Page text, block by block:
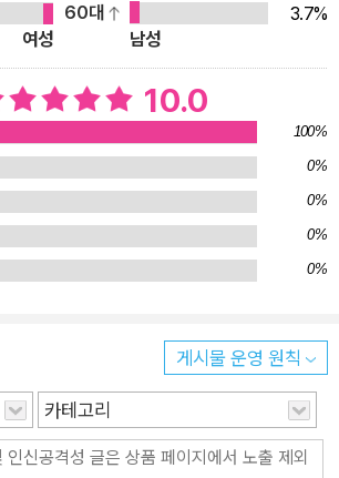
하지요. 그러나 한 번에 식단을 바꾸는 것,
쉽지 않아요. 특별히 청소년기의 학생들에
, 비타민의 섭취만큼이나 단백질 섭취가 매
일매일 채식을 하길 권할 수 없어요. 하지
비건’을 이야기해 볼 수는 있을 거예요.
현재 다른 여러 나라에서도 이슈예요. 외
에서는 급식 식단으로 비건 식단이 따로 있
택이 가능하답니다. 또한 프랑스에서는 일
환경을 위해 채식 급식을 의무화하기도 했
있어요. 하지만 채식 급식에 대하여 학생들
육이나 홍보 없이 진행하다 보니 평소보다
잔반데이’라는 오명을 얻고 있지요. 만약
건에 대해서, 기후식사에 대해서 알려 준다
한 육식이 지구 환경을 어떻게 해치는지를
60대
3.7%
여성
남성
10.0
100%
0%
0%
0%
0%
게시물 운영 원칙
카테고리